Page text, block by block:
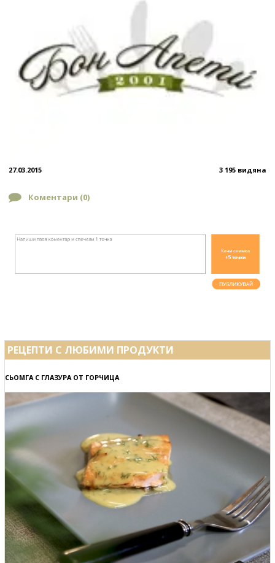
27.03.2015 3 195 видяна
Коментари (0)
РЕЦЕПТИ С ЛЮБИМИ ПРОДУКТИ
СЬОМГА С ГЛАЗУРА ОТ ГОРЧИЦА